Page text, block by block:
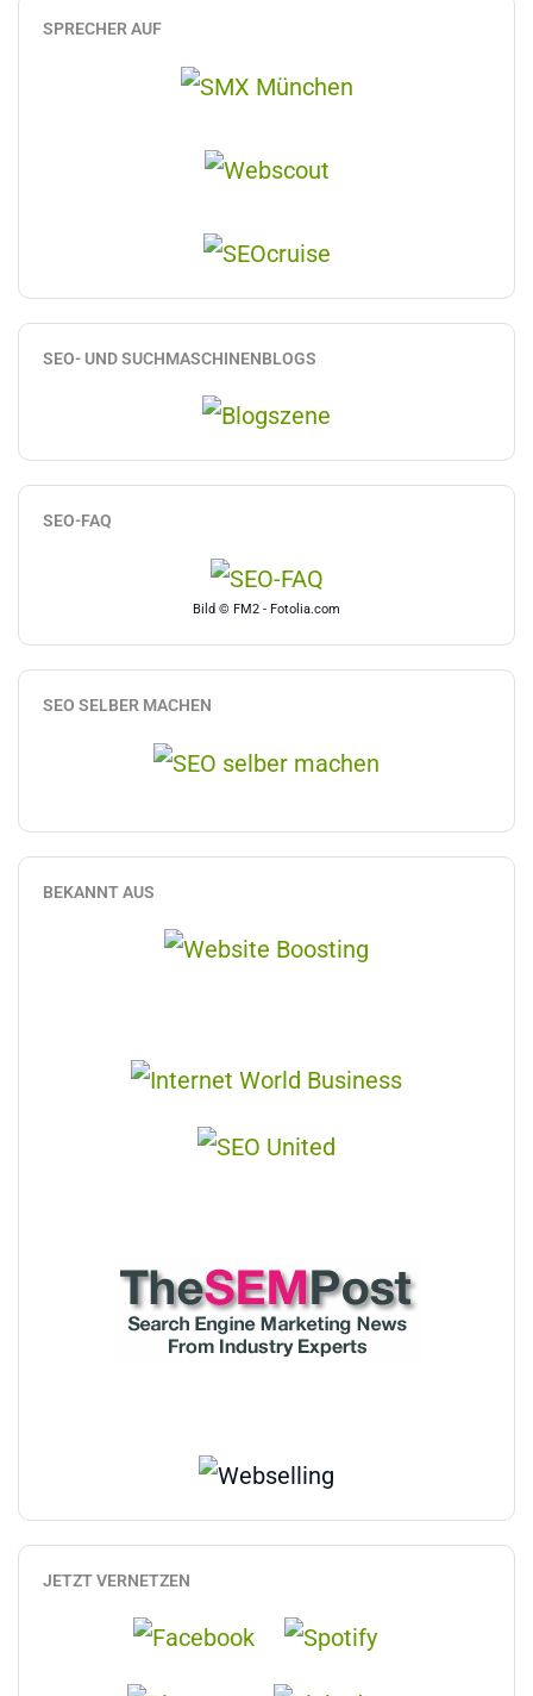
SPRECHER AUF
SEO- UND SUCHMASCHINENBLOGS
SEO-FAQ
Bild © FM2 - Fotolia.com
SEO SELBER MACHEN
BEKANNT AUS
JETZT VERNETZEN